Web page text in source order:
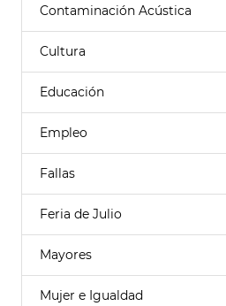
Contaminación Acústica
Cultura
Educación
Empleo
Fallas
Feria de Julio
Mayores
Mujer e Igualdad